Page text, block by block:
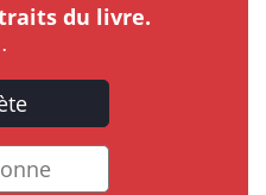
du livre.